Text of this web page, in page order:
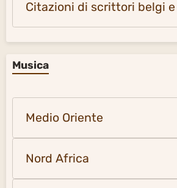
Citazioni di scrittori belgi
Musica
Medio Oriente
Nord Africa